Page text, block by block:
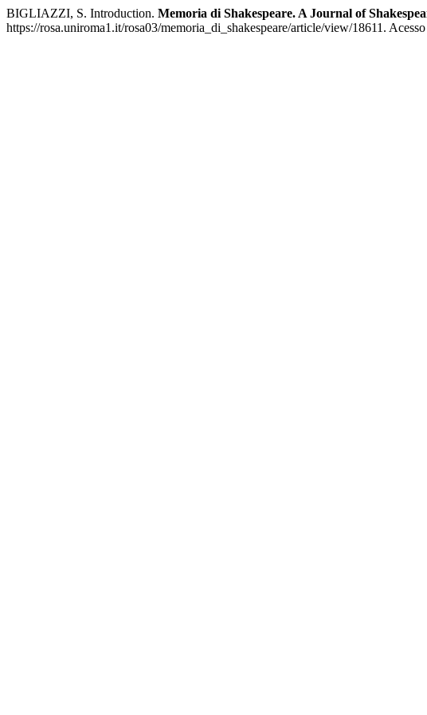
BIGLIAZZI, S. Introduction. Memoria di Shakespeare. A Journal of
https://rosa.uniroma1.it/rosa03/memoria_di_shakespeare/article/view/18611.